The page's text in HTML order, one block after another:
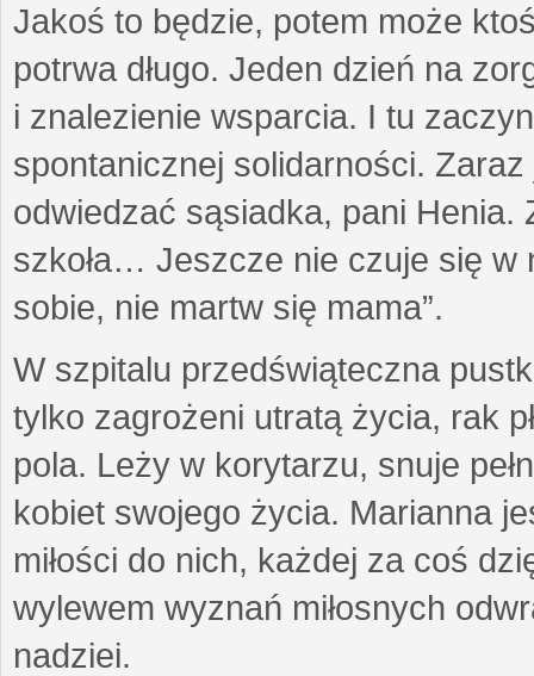
Jakoś to będzie, potem może
potrwa długo. Jeden dzień na
i znalezienie wsparcia. I tu
spontanicznej solidarności.
odwiedzać sąsiadka, pani
szkoła… Jeszcze nie czuje się w
sobie, nie martw się mama”.
W szpitalu przedświąteczna
tylko zagrożeni utratą życia, rak
pola. Leży w korytarzu, snuje
kobiet swojego życia. Marianna
miłości do nich, każdej za coś
wylewem wyznań miłosnych
nadziei.